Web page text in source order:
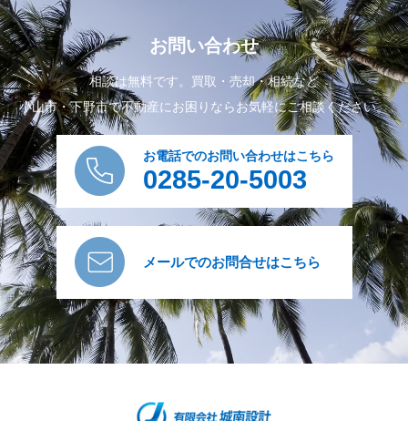
お問い合わせ
相談は無料です。買取・売却・相続など
小山市・下野市で不動産にお困りならお気軽にご相談ください。
お電話でのお問い合わせはこちら
0285-20-5003
メールでのお問合せはこちら